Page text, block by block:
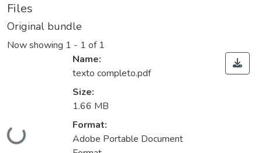
Files
Original bundle
Now showing 1 - 1 of 1
Name:
texto completo.pdf
Size:
1.66 MB
Format:
Adobe Portable Document